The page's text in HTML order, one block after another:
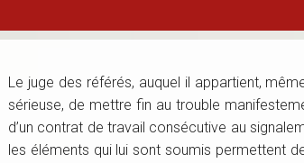
Le juge des référés, auquel il appartient,
sérieuse, de mettre fin au trouble
d’un contrat de travail consécutive au
les éléments qui lui sont soumis permettent